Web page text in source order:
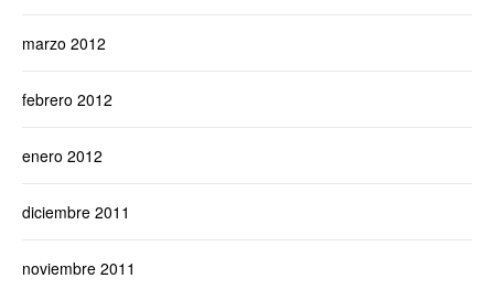
marzo 2012
febrero 2012
enero 2012
diciembre 2011
noviembre 2011